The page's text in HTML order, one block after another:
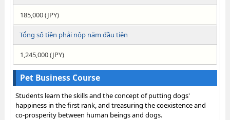
185,000 (JPY)
Tổng số tiền phải nộp năm đầu tiên
1,245,000 (JPY)
Pet Business Course
Students learn the skills and the concept of putting dogs'
happiness in the first rank, and treasuring the coexistence and
co-prosperity between human beings and dogs.